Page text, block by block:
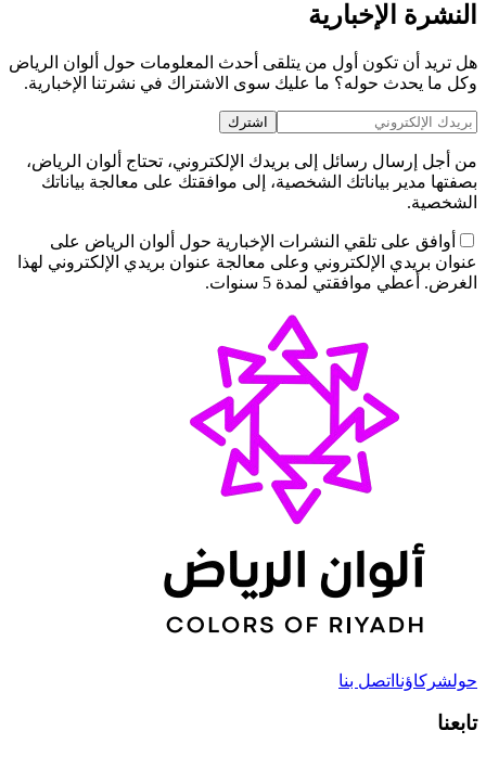
النشرة الإخبارية
هل تريد أن تكون أول من يتلقى أحدث المعلومات حول ألوان الرياض
وكل ما يحدث حوله؟ ما عليك سوى الاشتراك في نشرتنا الإخبارية.
اشترك
من أجل إرسال رسائل إلى بريدك الإلكتروني، تحتاج ألوان الرياض،
بصفتها مدير بياناتك الشخصية، إلى موافقتك على معالجة بياناتك
الشخصية.
أوافق على تلقي النشرات الإخبارية حول ألوان الرياض على
عنوان بريدي الإلكتروني وعلى معالجة عنوان بريدي الإلكتروني لهذا
الغرض. أعطي موافقتي لمدة 5 سنوات.
حولشركاؤنا اتصل بنا
تابعنا